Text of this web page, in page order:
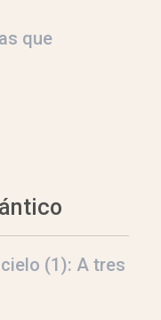
que
(1): A tres